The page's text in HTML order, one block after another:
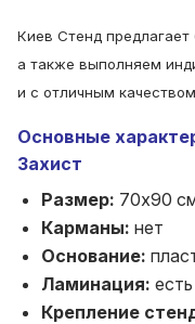
Киев Стенд
а также выполняем
и с отличным
Основные
Захист
Размер: 70х90
Карманы:нет
Основание:
Ламинация: есть
Крепление